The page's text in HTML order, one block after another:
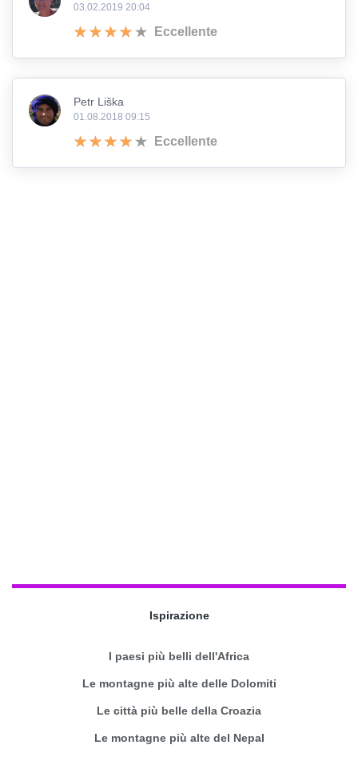
03.02.2019 20:04
Eccellente
Petr Liška
01.08.2018 09:15
Eccellente
Ispirazione
I paesi più belli dell'Africa
Le montagne più alte delle Dolomiti
Le città più belle della Croazia
Le montagne più alte del Nepal